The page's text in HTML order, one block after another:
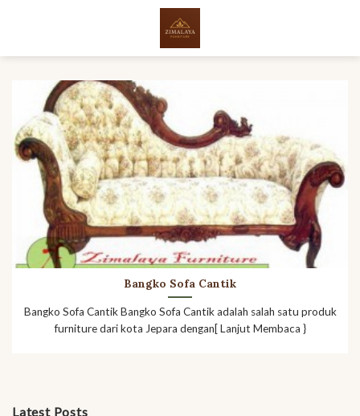
Latest Posts
Bangko Sofa Cantik
Bangko Sofa Cantik Bangko Sofa Cantik adalah salah satu produk
furniture dari kota Jepara dengan[ Lanjut Membaca }